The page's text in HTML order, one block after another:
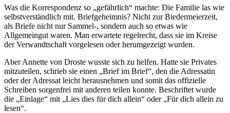
Was die Korrespondenz so „gefährlich“ machte: Die Familie las wie
selbstverständlich mit. Briefgeheimnis? Nicht zur Biedermeierzeit,
als Briefe nicht nur Sammel-, sondern auch so etwas wie
Allgemeingut waren. Man erwartete regelrecht, dass sie im Kreise
der Verwandtschaft vorgelesen oder herumgezeigt wurden.
Aber Annette von Droste wusste sich zu helfen. Hatte sie Privates
mitzuteilen, schrieb sie einen „Brief im Brief“, den die Adressatin
oder der Adressat leicht herausnehmen und somit das offizielle
Schreiben sorgenfrei mit anderen teilen konnte. Beschriftet wurde
die „Einlage“ mit „Lies dies für dich allein“ oder „Für dich allein zu
lesen“.